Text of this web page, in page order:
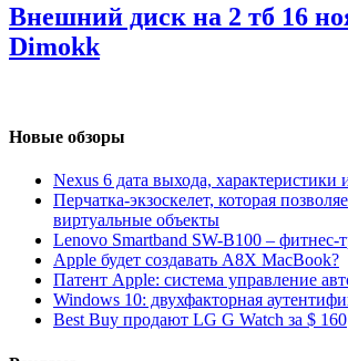
Внешний диск на 2 тб 16
Dimokk
Новые обзоры
Nexus 6 дата выхода, характеристики
Перчатка-экзоскелет, которая
виртуальные объекты
Lenovo Smartband SW-B100 – фитнес-
Apple будет создавать A8X MacBook?
Патент Apple: система управление
Windows 10: двухфакторная
Best Buy продают LG G Watch за $ 160